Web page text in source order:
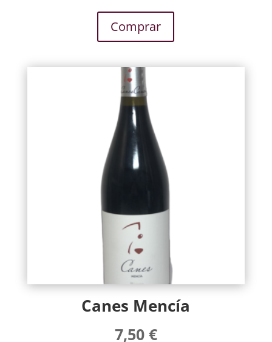
Comprar
Canes Mencía
7,50 €